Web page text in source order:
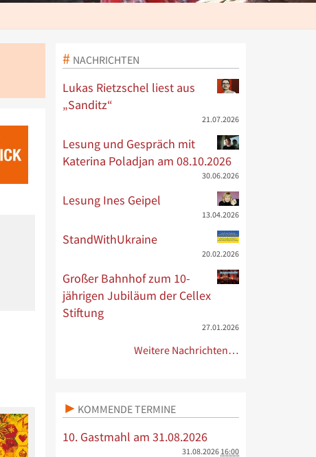
NACHRICHTEN
Lukas Rietzschel liest aus
„Sanditz“
21.07.2026
Lesung und Gespräch mit
Katerina Poladjan am 08.10.2026
30.06.2026
Lesung Ines Geipel
13.04.2026
StandWithUkraine
20.02.2026
Großer Bahnhof zum 10-
jährigen Jubiläum der Cellex
Stiftung
27.01.2026
Weitere Nachrichten…
KOMMENDE TERMINE
10. Gastmahl am 31.08.2026
31.08.2026 16:00